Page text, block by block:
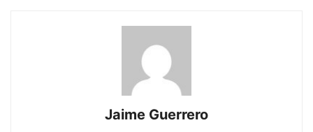
Jaime Guerrero